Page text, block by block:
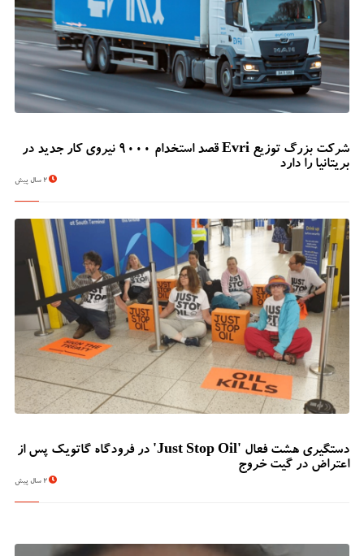
شرکت بزرگ توزیع Evri قصد استخدام ۹۰۰۰ نیروی کار جدید در
بریتانیا را دارد
2 سال پیش
دستگیری هشت فعال 'Just Stop Oil' در فرودگاه گاتویک پس از
اعتراض در گیت خروج
2 سال پیش